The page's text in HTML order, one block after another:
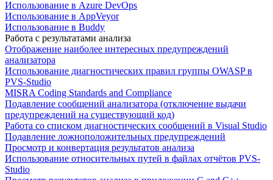
Использование в Azure DevOps
Использование в AppVeyor
Использование в Buddy
Работа с результатами анализа
Отображение наиболее интересных предупреждений
анализатора
Использование диагностических правил группы OWASP в
PVS-Studio
MISRA Coding Standards and Compliance
Подавление сообщений анализатора (отключение выдачи
предупреждений на существующий код)
Работа со списком диагностических сообщений в Visual Studio
Подавление ложноположительных предупреждений
Просмотр и конвертация результатов анализа
Использование относительных путей в файлах отчётов PVS-
Studio